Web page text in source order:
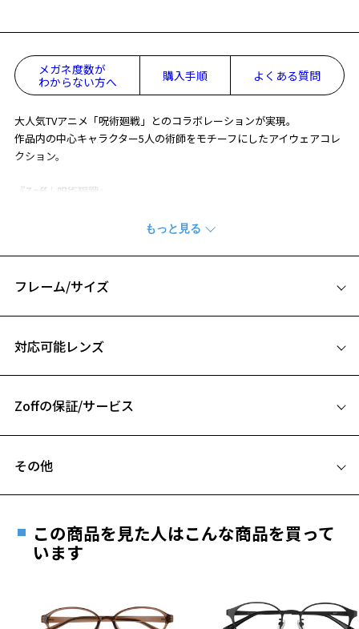
お気に入り
メガネ度数が
わからない方へ
購入手順 よくある質問
大人気TVアニメ「呪術廻戦」とのコラボレーションが実現。
作品内の中心キャラクター5人の術師をモチーフにしたアイウェアコレ
クション。
『Zoff｜呪術廻戦』
り入れたフレームデザイン。
【虎杖悠仁モデル】
〇虎杖悠仁の顔にある模様をフロントにデザイン。ゴールドのパーツ
が高見えするアイコンに。
強さを演出。
全てのメガネに、オリジナルのメガネケースとメガネ拭きがセット。
【WEB購入者限定オリジナルステッカープレゼント（数量限定先着
コラボレーションを記念し、WEBにてご購入いただいたお客様には、
※ご購入キャラクターモデルと同じキャラクターのノベルティが付属
します。
※数量限定先着順となります。
フレーム/サイズ
B ブリッジ(鼻部分)の横幅：17mm
対応可能レンズ
フレームとレンズの合計料金を知りたい方へ
Zoffの保証/サービス
安心1 フレーム１年間品質保証
きます。
その他
ご希望のお客さまは、「レンズ交換券」をお選びのうえ、
最寄りのZoff実店舗にてレンズをお買い求めください。
※サングラスやパッケージ品では「レンズ交換券」はお選び
談ください。
この商品を見た人はこんな商品を買って
います